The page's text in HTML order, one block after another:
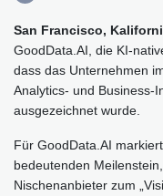
San Francisco,
GoodData.AI, die KI-
dass das Unternehmen
Analytics- und Business-
ausgezeichnet wurde.
Für GoodData.AI
bedeutenden
Nischenanbieter zum